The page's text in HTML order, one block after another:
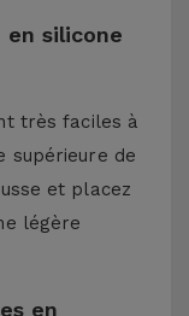
silicone
très faciles à
supérieure de
et placez
légère
en